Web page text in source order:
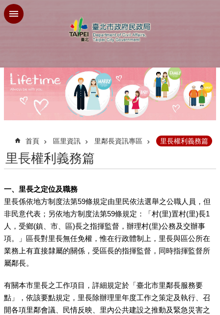
跳到主要內容區塊
首頁 區里資訊 里鄰長資訊專區 里長權利義務篇
里長權利義務篇
一、里長之定位及職務
里長係依地方制度法第59條規定由里民依法選舉之公職人員，但
非民意代表；另依地方制度法第59條規定：「村(里)置村(里)長1
人，受鄉(鎮、市、區)長之指揮監督，辦理村(里)公務及交辦事
項。」區長對里長無任免權，惟在行政體制上，里長與區公所在
業務上有直接隸屬的關係，受區長的指揮監督，同時指揮監督所
屬鄰長。
有關本市里長之工作項目，詳細規定於「臺北市里鄰長服務要
點」，依該要點規定，里長除辦理里年度工作之策定及執行、召
開各項里鄰會議、民情反映、里內公共建設之推動及緊急災害之